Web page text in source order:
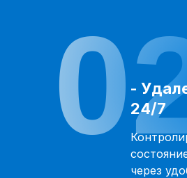
-
24/7
через